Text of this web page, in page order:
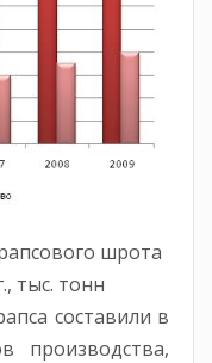
шрота
тыс. тонн
составили в
производства,